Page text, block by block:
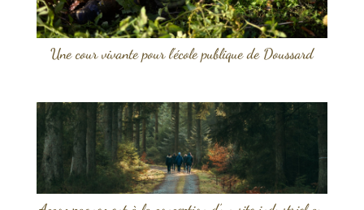
Une cour vivante pour l’école publique de Doussard